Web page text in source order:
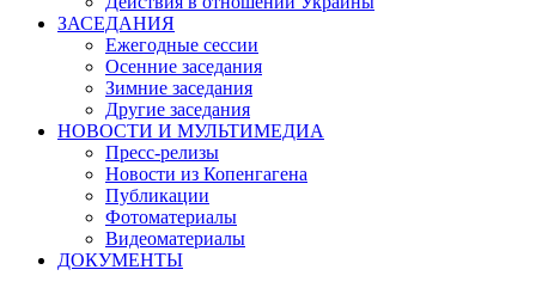
ЗАСЕДАНИЯ
Ежегодные сессии
Осенние заседания
Зимние заседания
Другие заседания
НОВОСТИ И МУЛЬТИМЕДИА
Пресс-релизы
Новости из Копенгагена
Публикации
Фотоматериалы
Видеоматериалы
ДОКУМЕНТЫ